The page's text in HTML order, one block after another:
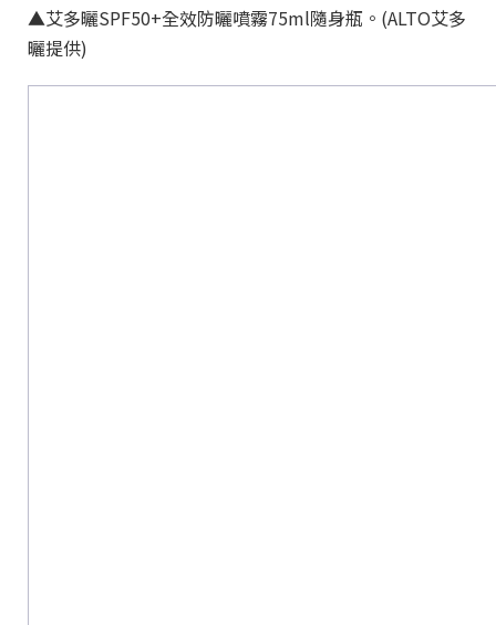
▲艾多曬SPF50+全效防曬噴霧75ml隨身瓶。(ALTO艾多
曬提供)